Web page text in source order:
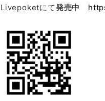
Livepoketにて発売中